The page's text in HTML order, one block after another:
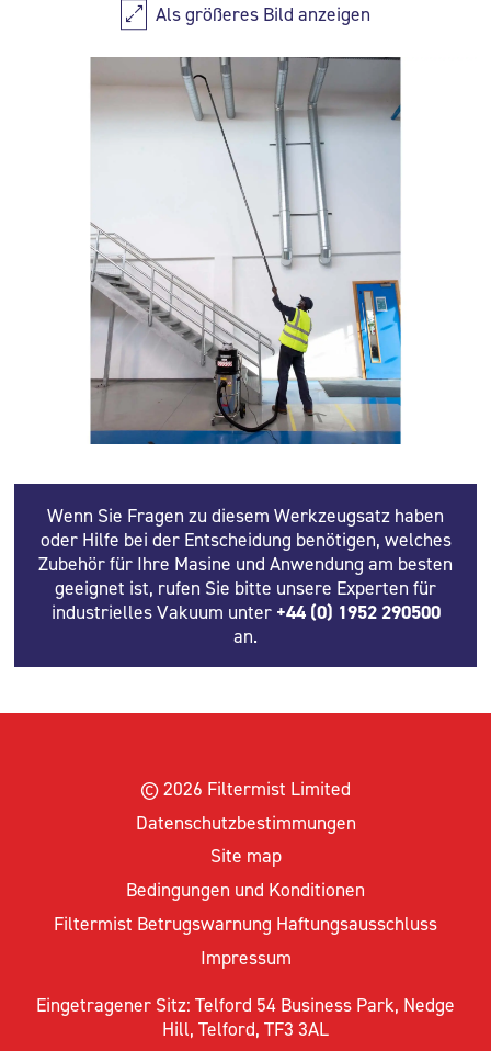
Als größeres Bild anzeigen
Wenn Sie Fragen zu diesem Werkzeugsatz haben
oder Hilfe bei der Entscheidung benötigen, welches
Zubehör für Ihre Masine und Anwendung am besten
geeignet ist, rufen Sie bitte unsere Experten für
industrielles Vakuum unter +44 (0) 1952 290500
an.
© 2026 Filtermist Limited
Datenschutzbestimmungen
Site map
Bedingungen und Konditionen
Filtermist Betrugswarnung Haftungsausschluss
Impressum
Eingetragener Sitz: Telford 54 Business Park, Nedge
Hill, Telford, TF3 3AL